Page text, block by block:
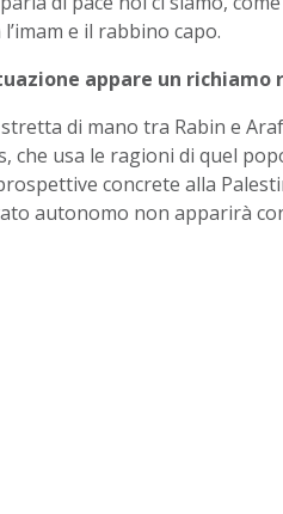
e il rabbino capo.
appare un richiamo
di mano tra Rabin e
che usa le ragioni di quel
concrete alla
autonomo non apparirà